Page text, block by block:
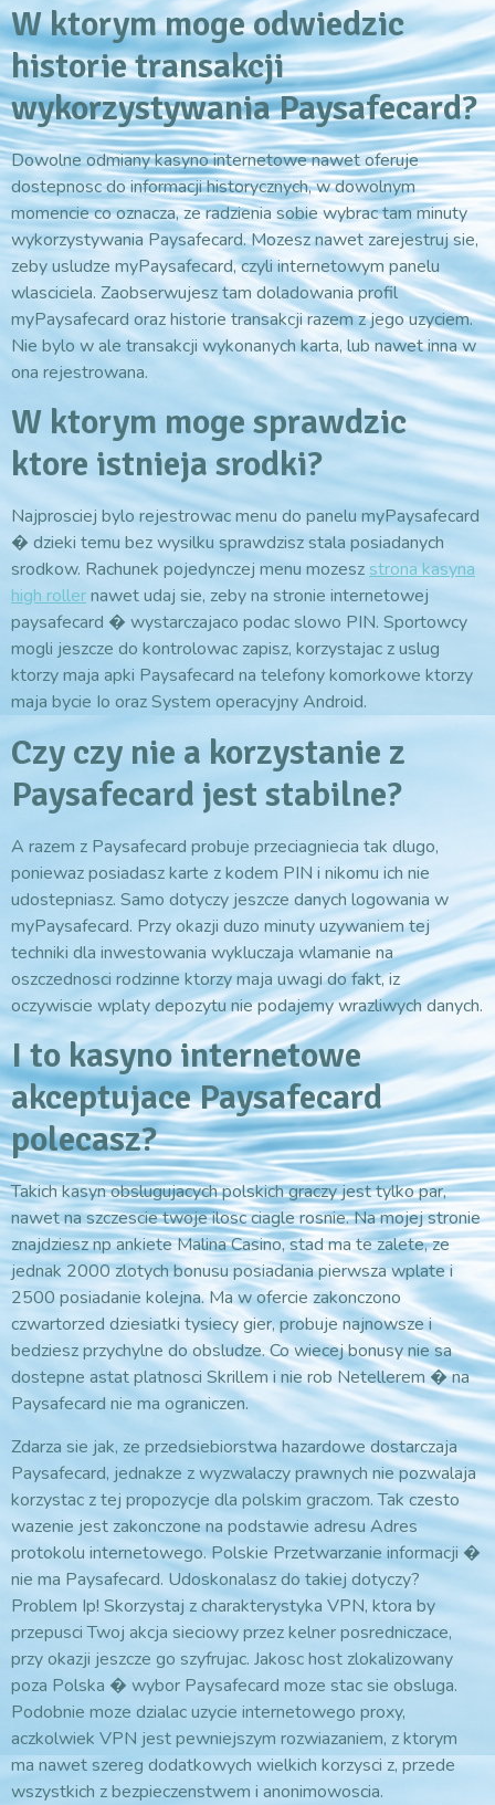
W ktorym moge odwiedzic
historie transakcji
wykorzystywania Paysafecard?
Dowolne odmiany kasyno internetowe nawet oferuje
dostepnosc do informacji historycznych, w dowolnym
momencie co oznacza, ze radzienia sobie wybrac tam minuty
wykorzystywania Paysafecard. Mozesz nawet zarejestruj sie,
zeby usludze myPaysafecard, czyli internetowym panelu
wlasciciela. Zaobserwujesz tam doladowania profil
myPaysafecard oraz historie transakcji razem z jego uzyciem.
Nie bylo w ale transakcji wykonanych karta, lub nawet inna w
ona rejestrowana.
W ktorym moge sprawdzic
ktore istnieja srodki?
Najprosciej bylo rejestrowac menu do panelu myPaysafecard
� dzieki temu bez wysilku sprawdzisz stala posiadanych
srodkow. Rachunek pojedynczej menu mozesz strona kasyna
high rollernawet udaj sie, zeby na stronie internetowej
paysafecard � wystarczajaco podac slowo PIN. Sportowcy
mogli jeszcze do kontrolowac zapisz, korzystajac z uslug
ktorzy maja apki Paysafecard na telefony komorkowe ktorzy
maja bycie Io oraz System operacyjny Android.
Czy czy nie a korzystanie z
Paysafecard jest stabilne?
A razem z Paysafecard probuje przeciagniecia tak dlugo,
poniewaz posiadasz karte z kodem PIN i nikomu ich nie
udostepniasz. Samo dotyczy jeszcze danych logowania w
myPaysafecard. Przy okazji duzo minuty uzywaniem tej
techniki dla inwestowania wykluczaja wlamanie na
oszczednosci rodzinne ktorzy maja uwagi do fakt, iz
oczywiscie wplaty depozytu nie podajemy wrazliwych danych.
I to kasyno internetowe
akceptujace Paysafecard
polecasz?
Takich kasyn obslugujacych polskich graczy jest tylko par,
nawet na szczescie twoje ilosc ciagle rosnie. Na mojej stronie
znajdziesz np ankiete Malina Casino, stad ma te zalete, ze
jednak 2000 zlotych bonusu posiadania pierwsza wplate i
2500 posiadanie kolejna. Ma w ofercie zakonczono
czwartorzed dziesiatki tysiecy gier, probuje najnowsze i
bedziesz przychylne do obsludze. Co wiecej bonusy nie sa
dostepne astat platnosci Skrillem i nie rob Netellerem � na
Paysafecard nie ma ograniczen.
Zdarza sie jak, ze przedsiebiorstwa hazardowe dostarczaja
Paysafecard, jednakze z wyzwalaczy prawnych nie pozwalaja
korzystac z tej propozycje dla polskim graczom. Tak czesto
wazenie jest zakonczone na podstawie adresu Adres
protokolu internetowego. Polskie Przetwarzanie informacji �
nie ma Paysafecard. Udoskonalasz do takiej dotyczy?
Problem Ip! Skorzystaj z charakterystyka VPN, ktora by
przepusci Twoj akcja sieciowy przez kelner posredniczace,
przy okazji jeszcze go szyfrujac. Jakosc host zlokalizowany
poza Polska � wybor Paysafecard moze stac sie obsluga.
Podobnie moze dzialac uzycie internetowego proxy,
aczkolwiek VPN jest pewniejszym rozwiazaniem, z ktorym
ma nawet szereg dodatkowych wielkich korzysci z, przede
wszystkich z bezpieczenstwem i anonimowoscia.